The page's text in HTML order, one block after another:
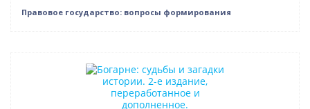
Правовое государство: вопросы формирования
Нет в наличии